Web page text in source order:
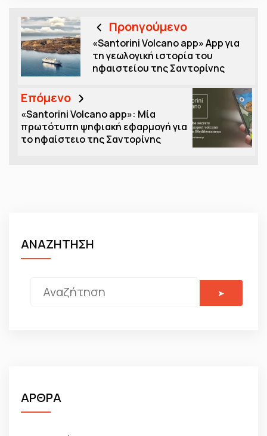
Προηγούμενο
«Santorini Volcano app» App για
τη γεωλογική ιστορία του
ηφαιστείου της Σαντορίνης
Επόμενο
«Santorini Volcano app»: Μία
πρωτότυπη ψηφιακή εφαρμογή για
το ηφαίστειο της Σαντορίνης
ΑΝΑΖΗΤΗΣΗ
ΑΡΘΡΑ